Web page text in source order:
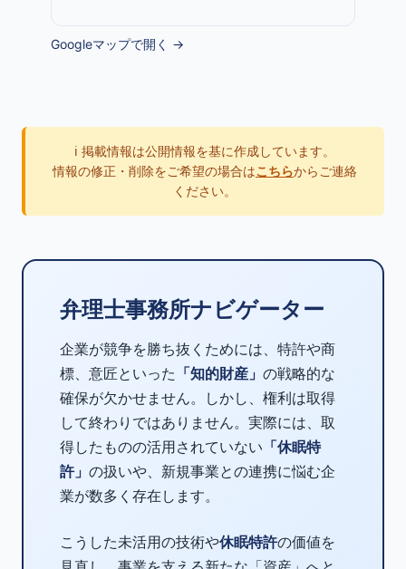
Googleマップで開く →
ℹ️ 掲載情報は公開情報を基に作成しています。
情報の修正・削除をご希望の場合はこちらからご連絡
ください。
弁理士事務所ナビゲーター
企業が競争を勝ち抜くためには、特許や商
標、意匠といった 「知的財産」 の戦略的な
確保が欠かせません。しかし、権利は取得
して終わりではありません。実際には、取
得したものの活用されていない 「休眠特
許」 の扱いや、新規事業との連携に悩む企
業が数多く存在します。
こうした未活用の技術や休眠特許の価値を